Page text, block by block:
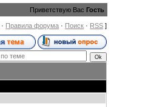
Приветствую Вас Гость
· Правила форума · Поиск · RSS ]